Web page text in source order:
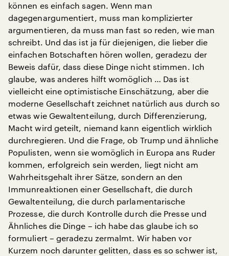
können es einfach sagen. Wenn man
dagegenargumentiert, muss man komplizierter
argumentieren, da muss man fast so reden, wie man
schreibt. Und das ist ja für diejenigen, die lieber die
einfachen Botschaften hören wollen, geradezu der
Beweis dafür, dass diese Dinge nicht stimmen. Ich
glaube, was anderes hilft womöglich … Das ist
vielleicht eine optimistische Einschätzung, aber die
moderne Gesellschaft zeichnet natürlich aus durch so
etwas wie Gewaltenteilung, durch Differenzierung,
Macht wird geteilt, niemand kann eigentlich wirklich
durchregieren. Und die Frage, ob Trump und ähnliche
Populisten, wenn sie womöglich in Europa ans Ruder
kommen, erfolgreich sein werden, liegt nicht am
Wahrheitsgehalt ihrer Sätze, sondern an den
Immunreaktionen einer Gesellschaft, die durch
Gewaltenteilung, die durch parlamentarische
Prozesse, die durch Kontrolle durch die Presse und
Ähnliches die Dinge – ich habe das glaube ich so
formuliert – geradezu zermalmt. Wir haben vor
Kurzem noch darunter gelitten, dass es so schwer ist,